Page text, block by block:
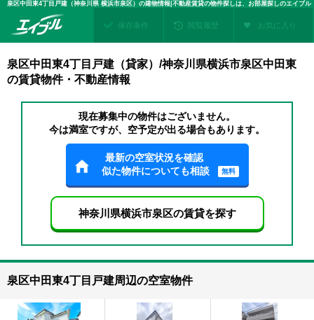
泉区中田東4丁目戸建（神奈川県 横浜市泉区）の建物情報|不動産賃貸の物件探しは、お部屋探しのエイブル
保存条件 閲覧履歴 お気に入り
泉区中田東4丁目戸建（貸家）/神奈川県横浜市泉区中田東
の賃貸物件・不動産情報
現在募集中の物件はございません。
今は満室ですが、空予定が出る場合もあります。
最新の空室状況を確認
似た物件についても相談
無料
神奈川県横浜市泉区の賃貸を探す
泉区中田東4丁目戸建周辺の空室物件